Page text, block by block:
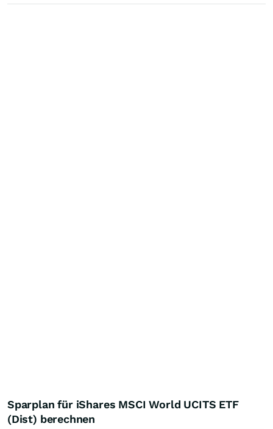
Sparplan für iShares MSCI World UCITS ETF
(Dist) berechnen